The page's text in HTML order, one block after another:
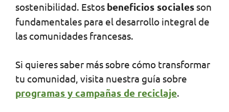
sostenibilidad. Estos beneficios sociales son
fundamentales para el desarrollo integral de
las comunidades francesas.
Si quieres saber más sobre cómo transformar
tu comunidad, visita nuestra guía sobre
programas y campañas de reciclaje.